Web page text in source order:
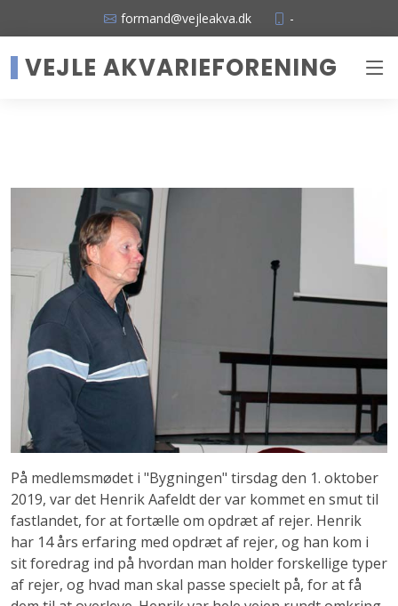
formand@vejleakva.dk -
VEJLE AKVARIEFORENING
På medlemsmødet i "Bygningen" tirsdag den 1. oktober
2019, var det Henrik Aafeldt der var kommet en smut til
fastlandet, for at fortælle om opdræt af rejer. Henrik
har 14 års erfaring med opdræt af rejer, og han kom i
sit foredrag ind på hvordan man holder forskellige typer
af rejer, og hvad man skal passe specielt på, for at få